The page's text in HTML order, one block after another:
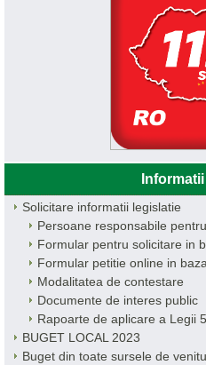
Solicitare informatii legislatie
Persoane responsabile
Formular pentru solicitare in
Formular petitie online in
Modalitatea de contestare
Documente de interes public
Rapoarte de aplicare a Legii
BUGET LOCAL 2023
Buget din toate sursele de